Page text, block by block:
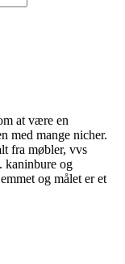
at være en
med mange nicher.
fra møbler, vvs
kaninbure og
og målet er et